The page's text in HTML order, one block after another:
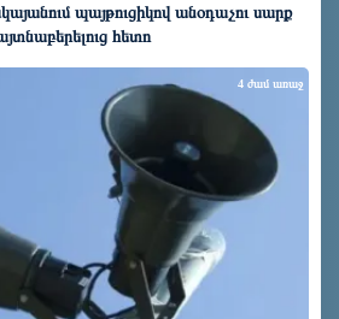
պայթուցիկով անօդաչու սարք
հետո
4 ժամ առաջ